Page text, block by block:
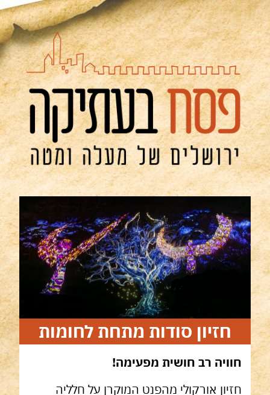
חזיון סודות מתחת לחומות
חוויה רב חושית מפעימה!
חזיון אורקולי מהפנט המוקרן על חלליה